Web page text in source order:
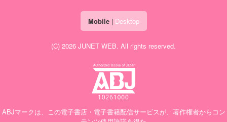
Mobile| Desktop
(C) 2026 JUNET WEB. All rights reserved.
ABJマークは、この電子書店・電子書籍配信サービスが、著作権者からコン